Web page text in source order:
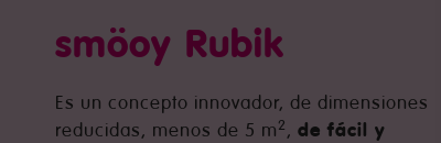
smöoy Rubik
Es un concepto innovador, de dimensiones
reducidas, menos de 5 m2, de fácil y